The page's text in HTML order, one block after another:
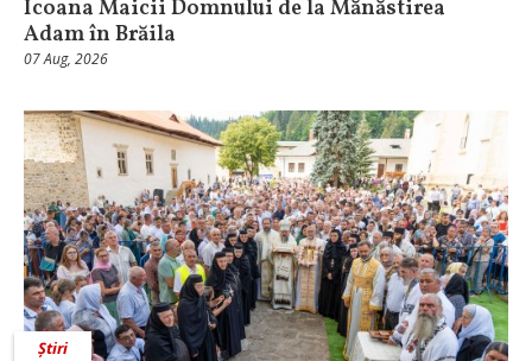
Icoana Maicii Domnului de la Mănăstirea
Adam în Brăila
07 Aug, 2026
Știri